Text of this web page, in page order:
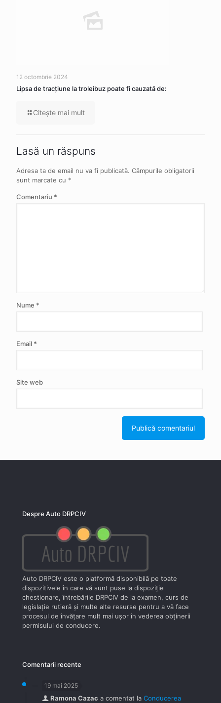
12 octombrie 2024
Lipsa de tracţiune la troleibuz poate fi cauzată de:
Citeşte mai mult
Lasă un răspuns
Adresa ta de email nu va fi publicată. Câmpurile obligatorii
sunt marcate cu *
Comentariu *
Nume *
Email *
Site web
Despre Auto DRPCIV
Auto DRPCIV este o platformă disponibilă pe toate
dispozitivele în care vă sunt puse la dispoziţie
chestionare, întrebările DRPCIV de la examen, curs de
legislaţie rutieră şi multe alte resurse pentru a vă face
procesul de învăţare mult mai uşor în vederea obţinerii
permisului de conducere.
Comentarii recente
19 mai 2025
Ramona Cazac a comentat la Conducerea